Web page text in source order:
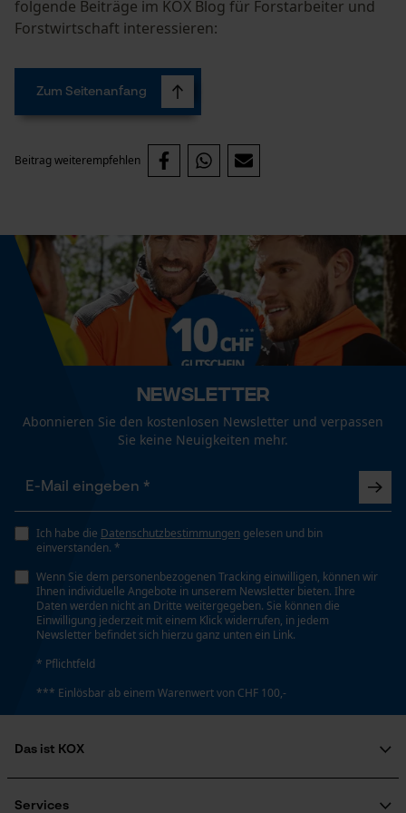
folgende Beiträge im KOX Blog für Forstarbeiter und
Forstwirtschaft interessieren:
Zum Seitenanfang
Beitrag weiterempfehlen
Newsletter
Abonnieren Sie den kostenlosen Newsletter und verpassen
Sie keine Neuigkeiten mehr.
Ich habe die Datenschutzbestimmungen gelesen und bin
einverstanden. *
Wenn Sie dem personenbezogenen Tracking einwilligen, können wir
Ihnen individuelle Angebote in unserem Newsletter bieten. Ihre
Daten werden nicht an Dritte weitergegeben. Sie können die
Einwilligung jederzeit mit einem Klick widerrufen, in jedem
Newsletter befindet sich hierzu ganz unten ein Link.
* Pflichtfeld
*** Einlösbar ab einem Warenwert von CHF 100,-
Das ist KOX
Soziales Engagement
Services
Prüfung setzen von Cookies
Session ID
Speichern der Auswahl zur
Datenverarbeitung
Econda Analytics
Mouseflow Web Analytics Tool
Fact-Finder Tracking
Funktionale Cookies
Gespeicherter Warenkorb
Persönliche Begrüßung
Geo-IP und User Detection
Google Maps